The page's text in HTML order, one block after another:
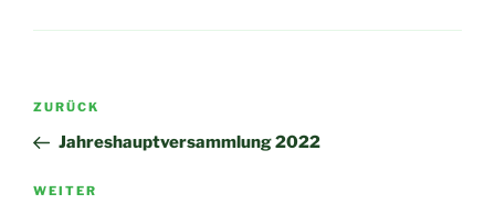
Beitragsnavigation
Vorheriger
Beitrag
ZURÜCK
Jahreshauptversammlung 2022
Nächster
WEITER